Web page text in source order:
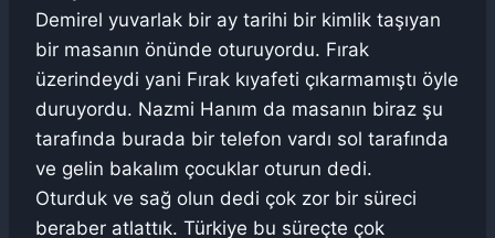
Demirel yuvarlak bir ay tarihi bir kimlik taşıyan
bir masanın önünde oturuyordu. Fırak
üzerindeydi yani Fırak kıyafeti çıkarmamıştı öyle
duruyordu. Nazmi Hanım da masanın biraz şu
tarafında burada bir telefon vardı sol tarafında
ve gelin bakalım çocuklar oturun dedi.
Oturduk ve sağ olun dedi çok zor bir süreci
beraber atlattık. Türkiye bu süreçte çok